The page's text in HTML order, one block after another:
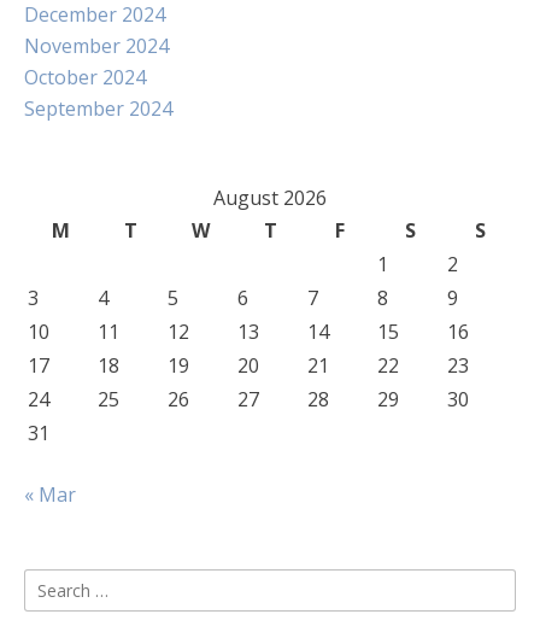
December 2024
November 2024
October 2024
September 2024
August 2026
M
T W T F S
S
1
2
3
4 5 6 7 8
9
10
11 12 13 14 15
16
17
18 19 20 21 22
23
24
25 26 27 28 29
30
31
« Mar
Search
for: